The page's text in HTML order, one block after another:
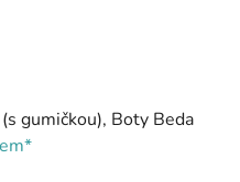
gumičkou), Boty Beda